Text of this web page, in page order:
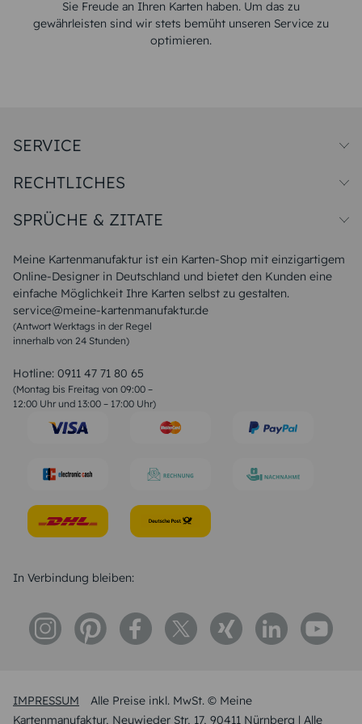
Sie Freude an Ihren Karten haben. Um das zu
gewährleisten sind wir stets bemüht unseren Service zu
optimieren.
Meine Kartenmanufaktur ist ein Karten-Shop mit einzigartigem
Online-Designer in Deutschland und bietet den Kunden eine
einfache Möglichkeit Ihre Karten selbst zu gestalten.
service@meine-kartenmanufaktur.de
(Antwort Werktags in der Regel
innerhalb von 24 Stunden)
Hotline: 0911 47 71 80 65
(Montag bis Freitag von 09:00 –
12:00 Uhr und 13:00 – 17:00 Uhr)
SERVICE
Papiersorten
Unsere Produktion
Magazin
FAQ
RECHTLICHES
Widerrufsbelehrung
SPRÜCHE & ZITATE
Liebeskummer Sprüche
Sommer Sprüche
Muttertagssprüche
Sprüche zur Hochzeit
Sprüche zur Konfirmation & Kommunion
Weihnachtsgedichte
Liebessprüche
Geburtstagssprüche
Trauersprüche
Konfirmation Glückwünsche
IMPRESSUM
Alle Preise inkl. MwSt. © Meine
Kartenmanufaktur, Neuwieder Str, 17, 90411 Nürnberg | Alle
In Verbindung bleiben: